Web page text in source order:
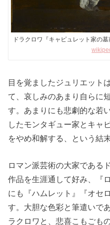
ドラクロワ『キャピュレット家の
目を覚ましたジュリエット
て、哀しみのあまり自らに
す。あまりにも悲劇的な若
したモンタギュー家とキャ
をやめ和解する、という結
ロマン派芸術の大家である
作品を生涯通して好み、『
にも『ハムレット』『オセ
す。大胆な色彩と筆遣いで
ラクロワと、悲喜こもごも